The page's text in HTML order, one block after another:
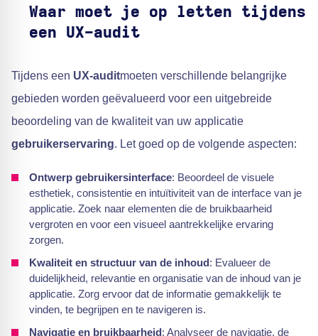
Waar moet je op letten tijdens
een UX-audit
Tijdens een UX-auditmoeten verschillende belangrijke
gebieden worden geëvalueerd voor een uitgebreide
beoordeling van de kwaliteit van uw applicatie
gebruikerservaring. Let goed op de volgende aspecten:
Ontwerp gebruikersinterface: Beoordeel de visuele
esthetiek, consistentie en intuïtiviteit van de interface van je
applicatie. Zoek naar elementen die de bruikbaarheid
vergroten en voor een visueel aantrekkelijke ervaring
zorgen.
Kwaliteit en structuur van de inhoud: Evalueer de
duidelijkheid, relevantie en organisatie van de inhoud van je
applicatie. Zorg ervoor dat de informatie gemakkelijk te
vinden, te begrijpen en te navigeren is.
Navigatie en bruikbaarheid: Analyseer de navigatie, de